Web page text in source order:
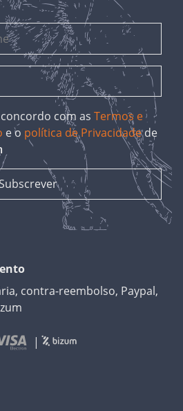
com asTermos e
e o política de Privacidadede
contra-reembolso, Paypal,